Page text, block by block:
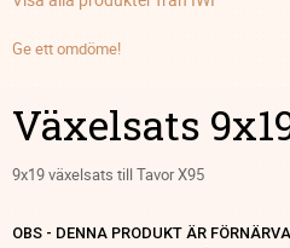
Ge ett omdöme!
Växelsats
9x19 växelsats till Tavor X95
OBS - DENNA PRODUKT ÄR